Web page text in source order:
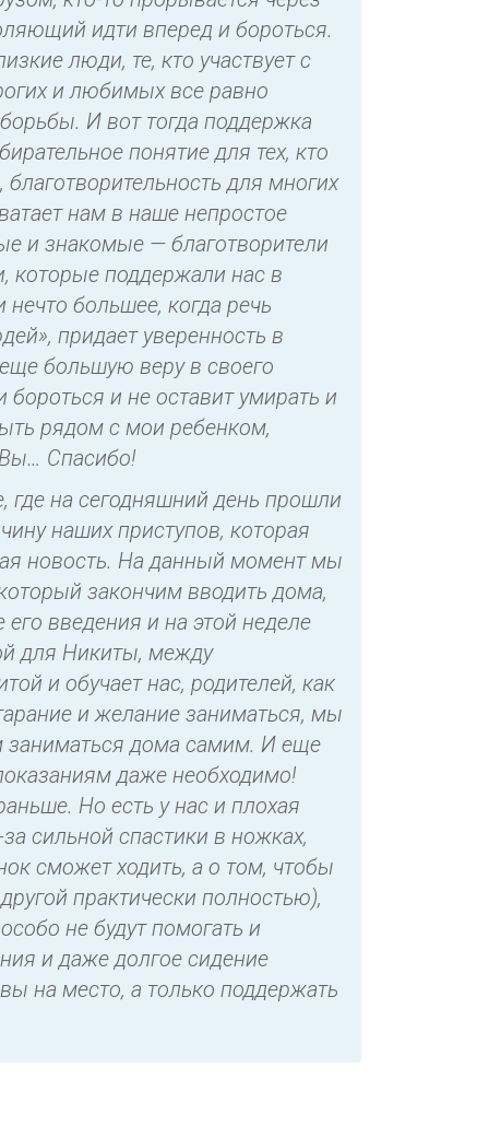
идти вперед и бороться.
люди, те, кто участвует с
и любимых все равно
И вот тогда поддержка
понятие для тех, кто
для многих
нам в наше непростое
и знакомые — благотворители
которые поддержали нас в
большее, когда речь
придает уверенность в
большую веру в своего
бороться и не оставит умирать и
рядом с мои ребенком,
Спасибо!
на сегодняшний день прошли
наших приступов, которая
новость. На данный момент мы
закончим вводить дома,
введения и на этой неделе
для Никиты, между
и обучает нас, родителей, как
и желание заниматься, мы
заниматься дома самим. И еще
даже необходимо!
Но есть у нас и плохая
сильной спастики в ножках,
сможет ходить, а о том, чтобы
практически полностью),
не будут помогать и
и даже долгое сидение
на место, а только поддержать